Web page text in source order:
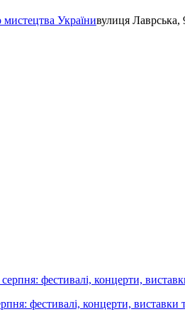
Українивулиця Лаврська,
фестивалі, концерти, виставки